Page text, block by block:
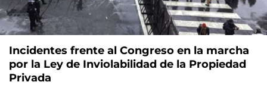
Incidentes frente al Congreso en la marcha
por la Ley de Inviolabilidad de la Propiedad
Privada